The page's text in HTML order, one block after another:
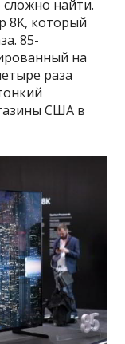
найти.
8K, который
85-
на
раза
США в